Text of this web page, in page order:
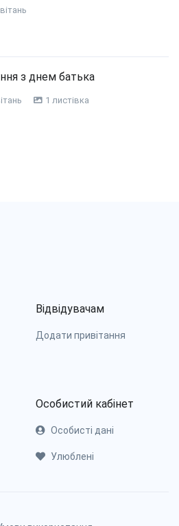
з днем батька
1 листівка
Відвідувачам
Додати привітання
Особистий кабінет
Особисті дані
Улюблені